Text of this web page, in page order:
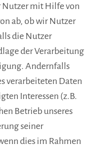
Nutzer mit Hilfe von
ab, ob wir Nutzer
die Nutzer
der Verarbeitung
Andernfalls
verarbeiteten Daten
Interessen (z.B.
Betrieb unseres
seiner
dies im Rahmen